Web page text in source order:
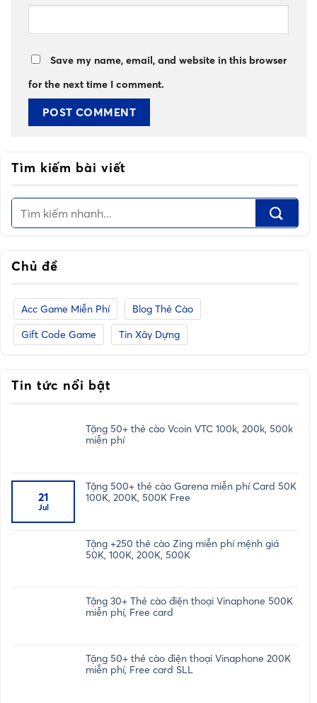
Save my name, email, and website in this browser
for the next time I comment.
Tìm kiếm bài viết
Chủ đề
Acc Game Miễn Phí
Blog Thẻ Cào
Gift Code Game
Tin Xây Dựng
Tin tức nổi bật
Tặng 50+ thẻ cào Vcoin VTC 100k, 200k, 500k
miễn phí
21
Jul
Tặng 500+ thẻ cào Garena miễn phí Card 50K
100K, 200K, 500K Free
Tặng +250 thẻ cào Zing miễn phí mệnh giá
50K, 100K, 200K, 500K
Tặng 30+ Thẻ cào điện thoại Vinaphone 500K
miễn phí, Free card
Tặng 50+ thẻ cào điện thoại Vinaphone 200K
miễn phí, Free card SLL